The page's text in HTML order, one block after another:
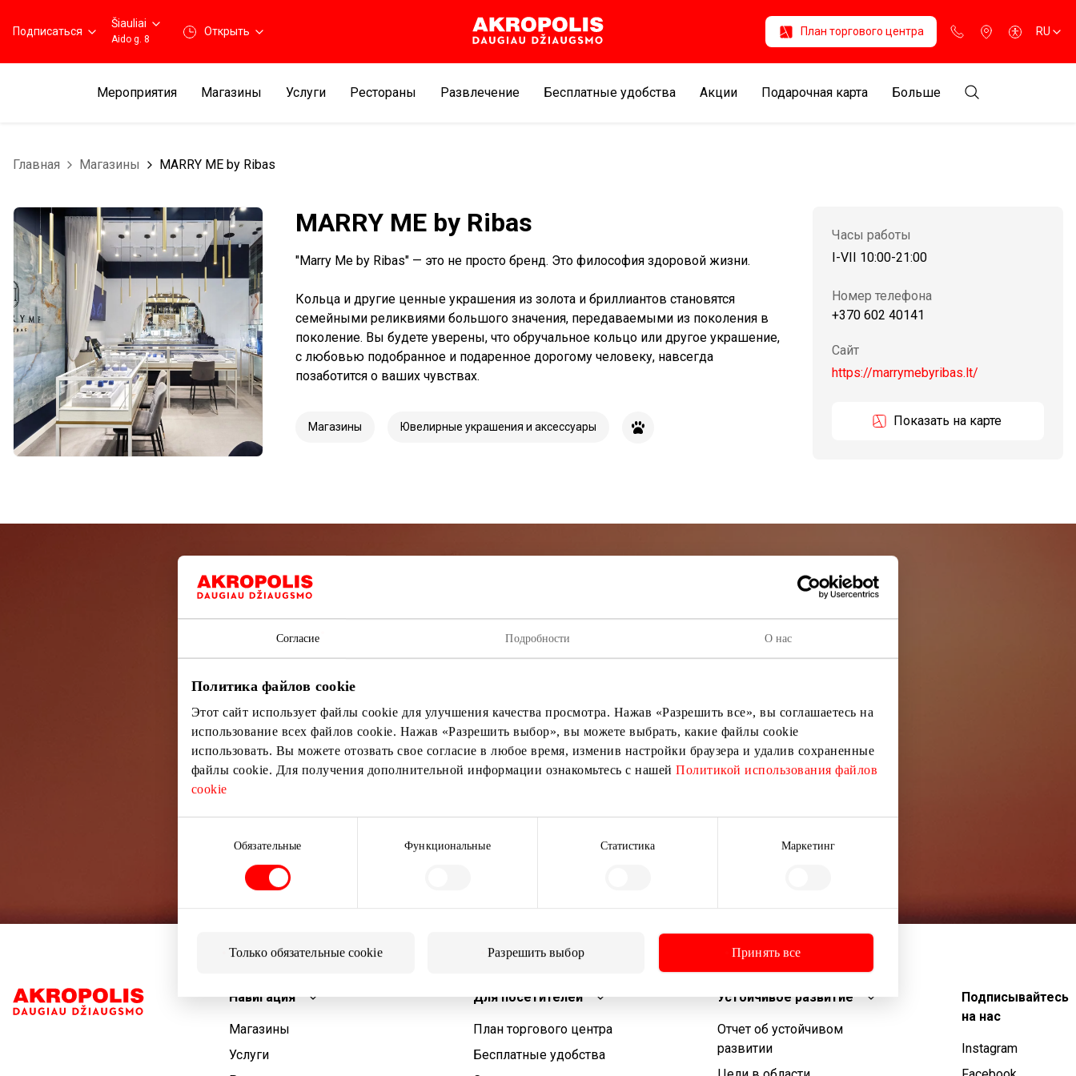
Согласие Подробности О нас
Политика файлов cookie
Этот сайт использует файлы cookie для улучшения качества просмотра. Нажав «Разрешить все», вы соглашаетесь на
использование всех файлов cookie. Нажав «Разрешить выбор», вы можете выбрать, какие файлы cookie
использовать. Вы можете отозвать свое согласие в любое время, изменив настройки браузера и удалив сохраненные
файлы cookie. Для получения дополнительной информации ознакомьтесь с нашейПолитикой использования файлов
cookie
Обязательные Функциональные Статистика Маркетинг
Только обязательные cookie Разрешить выбор Принять все
Подписаться
Šiauliai
Aido g. 8
Открыть План торгового центра RU
Мероприятия Магазины Услуги Рестораны Развлечение Бесплатные удобства Aкции Подарочная карта Больше
Главная Магазины MARRY ME by Ribas
MARRY ME by Ribas
"Marry Me by Ribas" — это не просто бренд. Это философия здоровой жизни.
Кольца и другие ценные украшения из золота и бриллиантов становятся
семейными реликвиями большого значения, передаваемыми из поколения в
поколение. Вы будете уверены, что обручальное кольцо или другое украшение,
с любовью подобранное и подаренное дорогому человеку, навсегда
позаботится о ваших чувствах.
Магазины Ювелирные украшения и аксессуары
Часы работы
I-VII 10:00-21:00
Номер телефона
+370 602 40141
Сайт
https://marrymebyribas.lt/
Показать на карте
Подписывайтесь на рассылку новостей
Узнайте первыми о лучших предложениях, мероприятиях и самой свежей информации
от торгового центра AKROPOLIS.
Подписаться
вам исполнилось 13 лет.
Навигация
Магазины
Услуги
Для посетителей
План торгового центра
Бесплатные удобства
Устойчивое развитие
Отчет об устойчивом
развитии
Подписывайтесь
на нас
Instagram